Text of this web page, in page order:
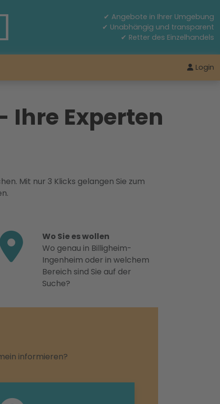
✔ Angebote in Ihrer Umgebung
✔ Unabhängig und transparent
✔ Retter des Einzelhandels
Login
Experten
Mit nur 3 Klicks gelangen Sie zum
Wo Sie es wollen
Wo genau in Billigheim-
Ingenheim oder in welchem
Bereich sind Sie auf der
Suche?
informieren?